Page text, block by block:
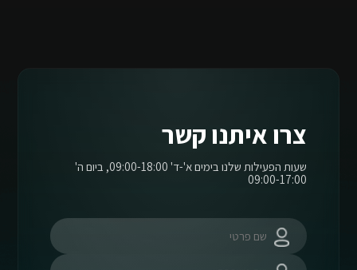
צרו איתנו קשר
שעות הפעילות שלנו בימים א'-ד' 09:00-18:00, ביום ה'
09:00-17:00